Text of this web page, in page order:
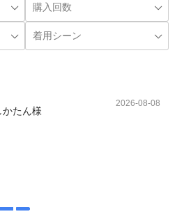
かたん様
2026-08-08